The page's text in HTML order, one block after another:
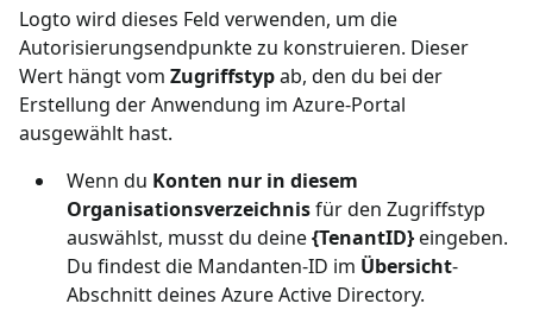
Logto wird dieses Feld verwenden, um die
Autorisierungsendpunkte zu konstruieren. Dieser
Wert hängt vom Zugriffstypab, den du bei der
Erstellung der Anwendung im Azure-Portal
ausgewählt hast.
Wenn du Konten nur in diesem
Organisationsverzeichnisfür den Zugriffstyp
auswählst, musst du deine{TenantID}eingeben.
Du findest die Mandanten-ID im Übersicht-
Abschnitt deines Azure Active Directory.